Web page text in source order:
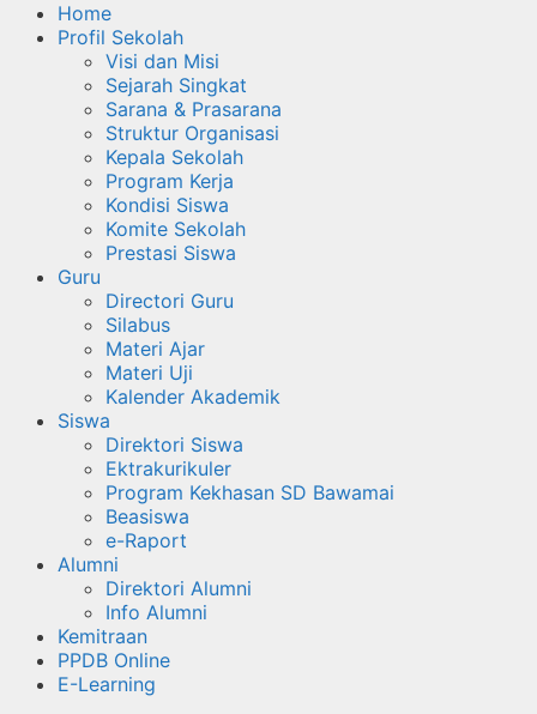
Home
Profil Sekolah
Visi dan Misi
Sejarah Singkat
Sarana & Prasarana
Struktur Organisasi
Kepala Sekolah
Program Kerja
Kondisi Siswa
Komite Sekolah
Prestasi Siswa
Guru
Directori Guru
Silabus
Materi Ajar
Materi Uji
Kalender Akademik
Siswa
Direktori Siswa
Ektrakurikuler
Program Kekhasan SD Bawamai
Beasiswa
e-Raport
Alumni
Direktori Alumni
Info Alumni
Kemitraan
PPDB Online
E-Learning